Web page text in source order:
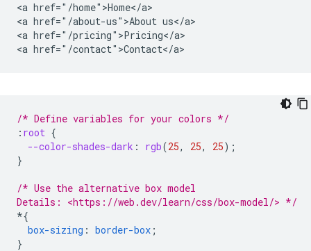
<a href="/home">Home</a>
<a href="/about-us">About us</a>
<a href="/pricing">Pricing</a>
/* Define variables for your colors */
: root {
--color-shades-dark : rgb(25, 25, 25);
}
/* Use the alternative box model
Details: <https://web.dev/learn/css/box-model/> */
*{
box-sizing : border-box ;
}